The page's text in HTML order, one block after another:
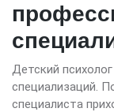
Детский
специализаций.
специалиста